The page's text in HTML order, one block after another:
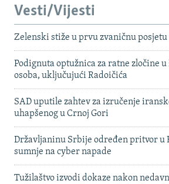
Vesti/Vijesti
Zelenski stiže u prvu zvaničnu posjetu
Podignuta optužnica za ratne zločine
osoba, uključujući Radoičića
SAD uputile zahtev za izručenje
uhapšenog u Crnoj Gori
Državljaninu Srbije određen pritvor u
sumnje na cyber napade
Tužilaštvo izvodi dokaze nakon